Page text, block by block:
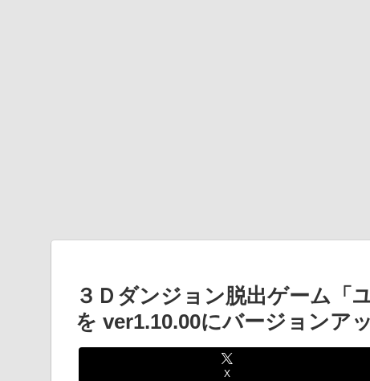
３Ｄダンジョン脱出ゲーム「
を ver1.10.00にバージョンア
X